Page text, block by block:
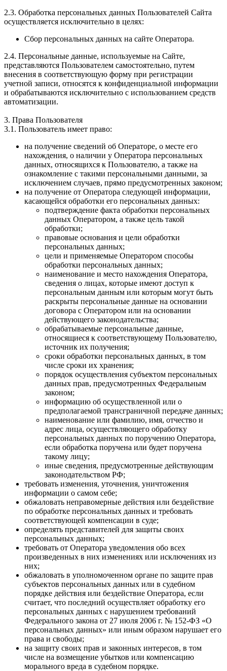
2.3. Обработка персональных данных Пользователей Сайта
осуществляется исключительно в целях:
Сбор персональных данных на сайте Оператора.
2.4. Персональные данные, используемые на Сайте,
представляются Пользователем самостоятельно, путем
внесения в соответствующую форму при регистрации
учетной записи, относятся к конфиденциальной информации
и обрабатываются исключительно с использованием средств
автоматизации.
3. Права Пользователя
3.1. Пользователь имеет право:
на получение сведений об Операторе, о месте его
нахождения, о наличии у Оператора персональных
данных, относящихся к Пользователю, а также на
ознакомление с такими персональными данными, за
исключением случаев, прямо предусмотренных законом;
на получение от Оператора следующей информации,
касающейся обработки его персональных данных:
подтверждение факта обработки персональных
данных Оператором, а также цель такой
обработки;
правовые основания и цели обработки
персональных данных;
цели и применяемые Оператором способы
обработки персональных данных;
наименование и место нахождения Оператора,
сведения о лицах, которые имеют доступ к
персональным данным или которым могут быть
раскрыты персональные данные на основании
договора с Оператором или на основании
действующего законодательства;
обрабатываемые персональные данные,
относящиеся к соответствующему Пользователю,
источник их получения;
сроки обработки персональных данных, в том
числе сроки их хранения;
порядок осуществления субъектом персональных
данных прав, предусмотренных Федеральным
законом;
информацию об осуществленной или о
предполагаемой трансграничной передаче данных;
наименование или фамилию, имя, отчество и
адрес лица, осуществляющего обработку
персональных данных по поручению Оператора,
если обработка поручена или будет поручена
такому лицу;
иные сведения, предусмотренные действующим
законодательством РФ;
требовать изменения, уточнения, уничтожения
информации о самом себе;
обжаловать неправомерные действия или бездействие
по обработке персональных данных и требовать
соответствующей компенсации в суде;
определять представителей для защиты своих
персональных данных;
требовать от Оператора уведомления обо всех
произведенных в них изменениях или исключениях из
них;
обжаловать в уполномоченном органе по защите прав
субъектов персональных данных или в судебном
порядке действия или бездействие Оператора, если
считает, что последний осуществляет обработку его
персональных данных с нарушением требований
Федерального закона от 27 июля 2006 г. № 152-ФЗ «О
персональных данных» или иным образом нарушает его
права и свободы;
на защиту своих прав и законных интересов, в том
числе на возмещение убытков или компенсацию
морального вреда в судебном порядке.